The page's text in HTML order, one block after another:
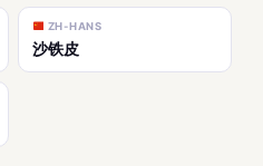
ZH-HANS
沙铁皮